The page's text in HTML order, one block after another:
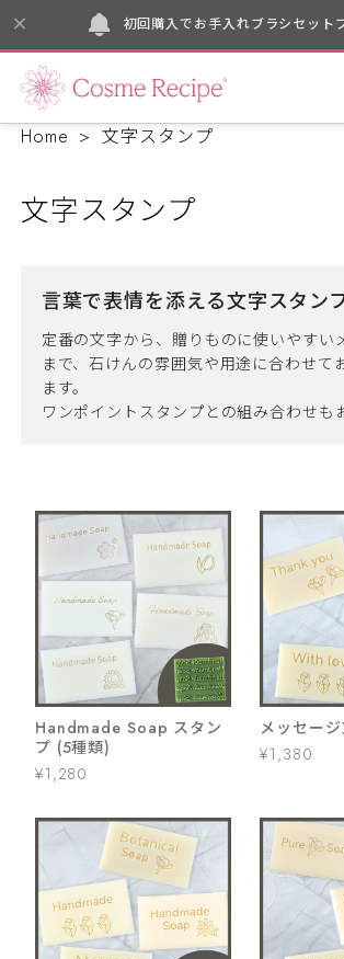
初回購入でお手入れブラシセット
Home 文字スタンプ
文字スタンプ
言葉で表情を添える文字スタン
定番の文字から、贈りものに使いやすい
まで、石けんの雰囲気や用途に合わせて
ます。
ワンポイントスタンプとの組み合わせも
Handmade Soap スタン
プ (5種類)
¥1,280
メッセー
¥1,380